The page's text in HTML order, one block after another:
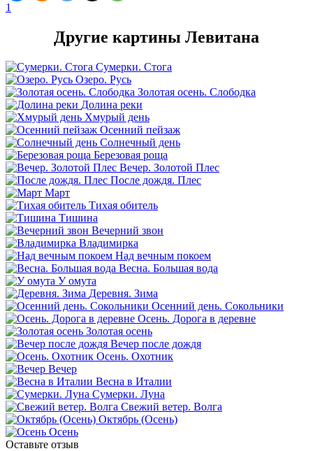
1
Другие картины Левитана
Сумерки. Стога
Озеро. Русь
Золотая осень. Слободка
Долина реки
Хмурый день
Осенний пейзаж
Солнечный день
Березовая роща
Вечер. Золотой Плес
После дождя. Плес
Март
Тихая обитель
Тишина
Вечерний звон
Владимирка
Над вечным покоем
Весна. Большая вода
У омута
Деревня. Зима
Осенний день. Сокольники
Осень. Дорога в деревне
Золотая осень
Вечер после дождя
Осень. Охотник
Вечер
Весна в Италии
Сумерки. Луна
Свежий ветер. Волга
Октябрь (Осень)
Осень
Оставьте отзыв